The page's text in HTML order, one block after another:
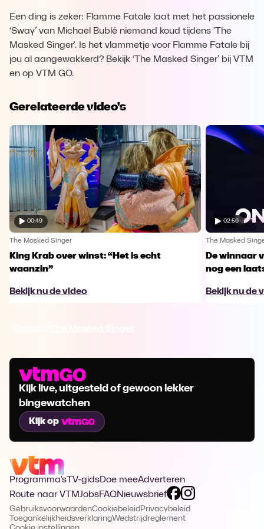
Een ding is zeker: Flamme Fatale laat met het passionele
‘Sway’ van Michael Bublé niemand koud tijdens 'The
Masked Singer'. Is het vlammetje voor Flamme Fatale bij
jou al aangewakkerd? Bekijk ‘The Masked Singer’ bij VTM
en op VTM GO.
Gerelateerde video's
00:49
The Masked Singer
King Krab over winst: “Het is echt
waanzin”
Bekijk nu de video
02:56
The Masked
De winnaar
nog een
Bekijk nu de
Kijk live, uitgesteld of gewoon lekker
bingewatchen
Kijk op
Programma's TV-gidsDoe meeAdverteren
Route naar VTMJobsFAQNieuwsbrief
GebruiksvoorwaardenCookiebeleid Privacybeleid
ToegankelijkheidsverklaringWedstrijdreglement